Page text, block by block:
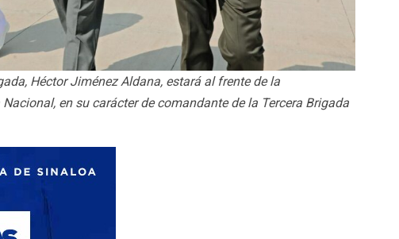
Héctor Jiménez Aldana, estará al frente de la
en su carácter de comandante de la Tercera Brigada